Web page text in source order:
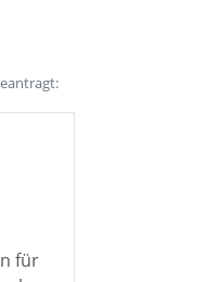
für